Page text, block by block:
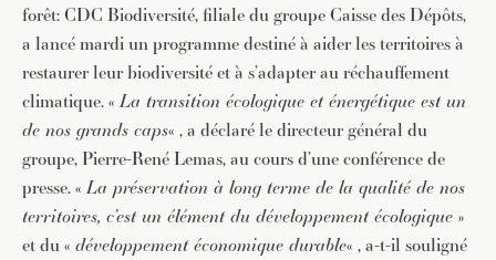
forêt: CDC Biodiversité, filiale du groupe Caisse des Dépôts,
a lancé mardi un programme destiné à aider les territoires à
restaurer leur biodiversité et à s’adapter au réchauffement
climatique. «La transition écologique et énergétique est un
de nos grands caps« , a déclaré le directeur général du
groupe, Pierre-René Lemas, au cours d’une conférence de
presse. «La préservation à long terme de la qualité de nos
territoires, c’est un élément du développement écologique »
et du « développement économique durable« , a-t-il souligné